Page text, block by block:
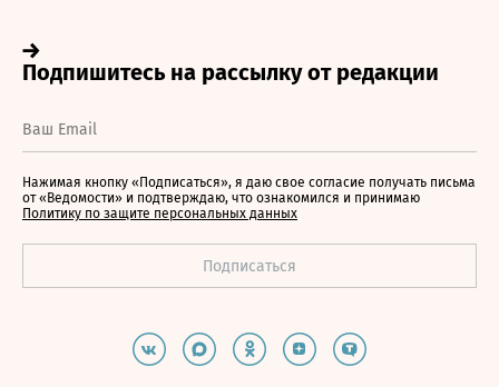
Нажимая кнопку «Подписаться», я даю свое согласие получать письма
от «Ведомости» и подтверждаю, что ознакомился и принимаю
Политику по защите персональных данных